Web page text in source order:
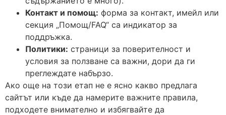
Контакт и помощ: форма за контакт, имейл или
секция „Помощ/FAQ“ са индикатор за
поддръжка.
Политики: страници за поверителност и
условия за ползване са важни, дори да ги
преглеждате набързо.
Ако още на този етап не е ясно какво предлага
сайтът или къде да намерите важните правила,
подходете внимателно и избягвайте да